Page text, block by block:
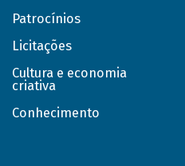
Patrocínios
Licitações
Cultura e economia
criativa
Conhecimento